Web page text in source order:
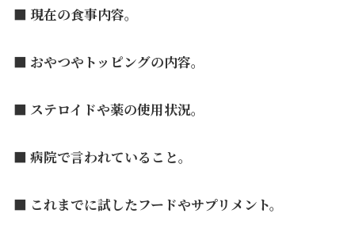
■ 現在の食事内容。
■ おやつやトッピングの内容。
■ ステロイドや薬の使用状況。
■ 病院で言われていること。
■ これまでに試したフードやサプリメント。